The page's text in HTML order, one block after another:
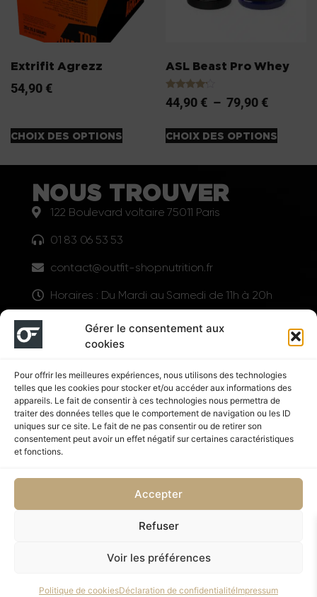
Gérer le consentement aux
cookies
Pour offrir les meilleures expériences, nous utilisons des technologies
telles que les cookies pour stocker et/ou accéder aux informations des
appareils. Le fait de consentir à ces technologies nous permettra de
traiter des données telles que le comportement de navigation ou les ID
uniques sur ce site. Le fait de ne pas consentir ou de retirer son
consentement peut avoir un effet négatif sur certaines caractéristiques
et fonctions.
Accepter
Refuser
Voir les préférences
Politique de cookiesDéclaration de confidentialitéImpressum
Extrifit Agrezz
54,90 €
CHOIX DES OPTIONS
ASL Beast Pro Whey
Note
4.00
44,90 € – 79,90 €
CHOIX DES OPTIONS
NOUS TROUVER
122 Boulevard voltaire 75011 Paris
01 83 06 53 53
contact@outfit-shopnutrition.fr
Horaires : Du Mardi au Samedi de 11h à 20h
LIENS UTILES
Suivez nous
par SD DESIGN